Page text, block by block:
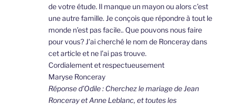
de votre étude. Il manque un mayon ou alors c’est
une autre famille. Je conçois que répondre à tout le
monde n’est pas facile.. Que pouvons nous faire
pour vous? J’ai cherché le nom de Ronceray dans
cet article et ne l’ai pas trouve.
Cordialement et respectueusement
Maryse Ronceray
Réponse d’Odile : Cherchez le mariage de Jean
Ronceray et Anne Leblanc, et toutes les